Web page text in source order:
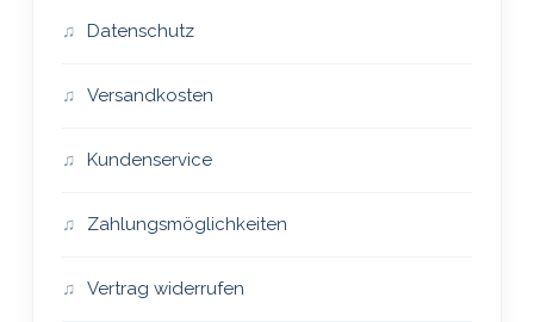
Datenschutz
Versandkosten
Kundenservice
Zahlungsmöglichkeiten
Vertrag widerrufen